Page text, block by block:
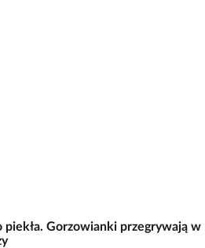
piekła. Gorzowianki przegrywają w